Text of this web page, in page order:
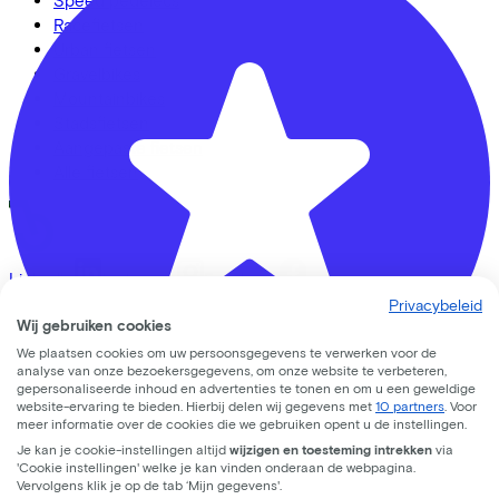
Gijsbrecht tweewielers
Racefietsen
Urban fietsen
Aangepaste fietsen
Alle fietsen
LinkedIn Instagram Facebook
Back to top
© Lease a Bike. All Rights Reserved.
Privacy statement
Cookie statement
Cookie instellingen
Gebruiksvoorwaarden
Privacybeleid
Wij gebruiken cookies
We plaatsen cookies om uw persoonsgegevens te verwerken voor de
analyse van onze bezoekersgegevens, om onze website te verbeteren,
gepersonaliseerde inhoud en advertenties te tonen en om u een geweldige
website-ervaring te bieden. Hierbij delen wij gegevens met 10 partners . Voor
meer informatie over de cookies die we gebruiken opent u de instellingen.
Je kan je cookie-instellingen altijd wijzigen en toesteming intrekken via
'Cookie instellingen' welke je kan vinden onderaan de webpagina.
Vervolgens klik je op de tab ‘Mijn gegevens'.